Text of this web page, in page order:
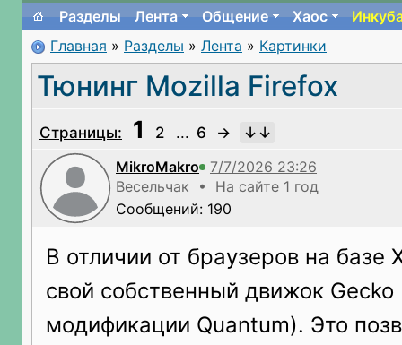
Разделы
Лента Общение Хаос
Главная » Разделы » Лента » Картинки
Тюнинг Mozilla Firefox
Страницы: 1 2 ... 6
→
MikroMakro
Весельчак • На сайте 1 год
Сообщений: 190
В отличии от браузеров на базе
свой собственный движок
модификации Quantum). Это